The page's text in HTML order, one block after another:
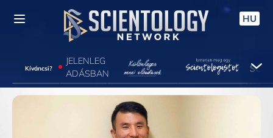
HU
Kíváncsi?
JELENLEG
ADÁSBAN